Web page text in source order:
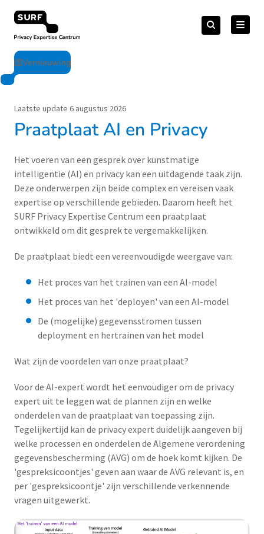
naar
content
Privacy Expertise Centrum
Zoeken
naar:Zoeken
Vernieuwing
Laatste update 6 augustus 2026
Praatplaat AI en Privacy
Het voeren van een gesprek over kunstmatige
intelligentie (AI) en privacy kan een uitdagende taak zijn.
Deze onderwerpen zijn beide complex en vereisen vaak
expertise op verschillende gebieden. Daarom heeft het
SURF Privacy Expertise Centrum een praatplaat
ontwikkeld om dit gesprek te vergemakkelijken.
De praatplaat biedt een vereenvoudigde weergave van:
Het proces van het trainen van een AI-model
Het proces van het 'deployen' van een AI-model
De (mogelijke) gegevensstromen tussen
deployment en hertrainen van het model
Wat zijn de voordelen van onze praatplaat?
Voor de AI-expert wordt het eenvoudiger om de privacy
expert uit te leggen wat de plannen zijn en welke
onderdelen van de praatplaat van toepassing zijn.
Tegelijkertijd kan de privacy expert duidelijk aangeven bij
welke processen en onderdelen de Algemene verordening
gegevensbescherming (AVG) om de hoek komt kijken. De
'gespreksicoontjes' geven aan waar de AVG relevant is, en
per 'gespreksicoontje' zijn verschillende verkennende
vragen uitgewerkt.